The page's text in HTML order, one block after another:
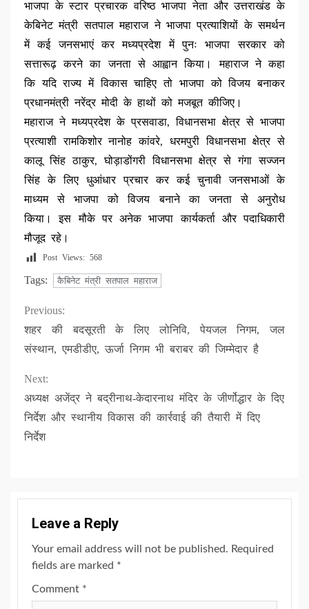
भाजपा के स्टार प्रचारक वरिष्ठ भाजपा नेता और उत्तराखंड के
केबिनेट मंत्री सतपाल महाराज ने भाजपा प्रत्याशियों के समर्थन
में कई जनसभाएं कर मध्यप्रदेश में पुनः भाजपा सरकार को
सत्तारूढ़ करने का जनता से आह्वान किया। महाराज ने कहा
कि यदि राज्य में विकास चाहिए तो भाजपा को विजय बनाकर
प्रधानमंत्री नरेंद्र मोदी के हाथों को मजबूत कीजिए।
महाराज ने मध्यप्रदेश के प्रसवाडा, विधानसभा क्षेत्र से भाजपा
प्रत्याशी रामकिशोर नानोह कांवरे, धरमपुरी विधानसभा क्षेत्र से
कालू सिंह ठाकुर, घोड़ाडोंगरी विधानसभा क्षेत्र से गंगा सज्जन
सिंह के लिए धुआंधार प्रचार कर कई चुनावी जनसभाओं के
माध्यम से भाजपा को विजय बनाने का जनता से अनुरोध
किया। इस मौके पर अनेक भाजपा कार्यकर्ता और पदाधिकारी
मौजूद रहे।
Post Views: 568
Tags: कैबिनेट मंत्री सतपाल महाराज
Continue
Reading
Previous:
शहर की बदसूरती के लिए लोनिवि, पेयजल निगम, जल
संस्थान, एमडीडीए, ऊर्जा निगम भी बराबर की जिम्मेदार है
Next:
अध्यक्ष अजेंद्र ने बद्रीनाथ-केदारनाथ मंदिर के जीर्णोद्धार के दिए
निर्देश और स्थानीय विकास की कार्रवाई की तैयारी में दिए
निर्देश
Leave a Reply
Your email address will not be published. Required
fields are marked *
Comment *